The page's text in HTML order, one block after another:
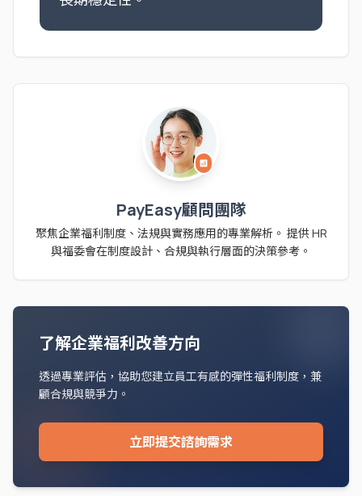
analytics
PayEasy顧問團隊
聚焦企業福利制度、法規與實務應用的專業解析。 提供 HR
與福委會在制度設計、合規與執行層面的決策參考。
了解企業福利改善方向
透過專業評估，協助您建立員工有感的彈性福利制度，兼
顧合規與競爭力。
立即提交諮詢需求